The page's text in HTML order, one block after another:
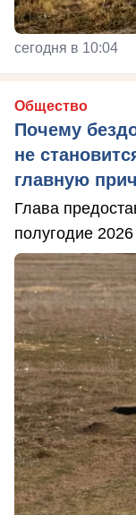
сегодня в 10:04
Общество
Почему
не
главную
Глава
полугодие